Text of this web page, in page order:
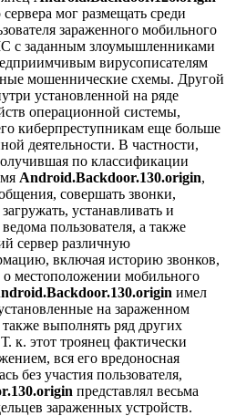
мог размещать среди
зараженного мобильного
с заданным злоумышленниками
вирусописателям
мошеннические схемы. Другой
установленной на ряде
операционной системы,
киберпреступникам еще больше
деятельности. В частности,
по классификации
Android.Backdoor.130.origin,
совершать звонки,
устанавливать и
пользователя, а также
сервер различную
включая историю звонков,
местоположении мобильного
имел
на зараженном
выполнять ряд других
к. этот троянец фактически
вся его вредоносная
без участия пользователя,
представлял весьма
зараженных устройств.